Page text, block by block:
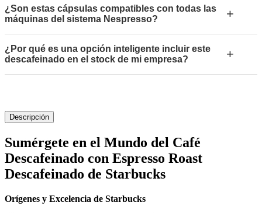
¿Son estas cápsulas compatibles con todas las
máquinas del sistema Nespresso?
+
¿Por qué es una opción inteligente incluir este
descafeinado en el stock de mi empresa?
+
Descripción
Sumérgete en el Mundo del Café
Descafeinado con Espresso Roast
Descafeinado de Starbucks
Orígenes y Excelencia de Starbucks